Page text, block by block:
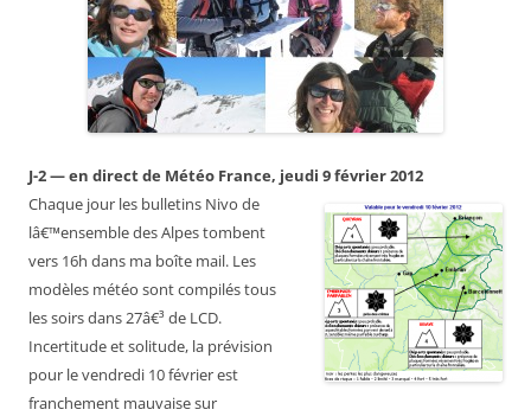
J-2 — en direct de Météo France, jeudi 9 février 2012
Chaque jour les bulletins Nivo de
lâ€™ensemble des Alpes tombent
vers 16h dans ma boîte mail. Les
modèles météo sont compilés tous
les soirs dans 27â€³ de LCD.
Incertitude et solitude, la prévision
pour le vendredi 10 février est
franchement mauvaise sur